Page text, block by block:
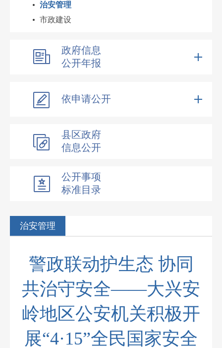
治安管理
市政建设
政府信息
公开年报
依申请公开
县区政府
信息公开
公开事项
标准目录
治安管理
警政联动护生态 协同
共治守安全——大兴安
岭地区公安机关积极开
展“4·15”全民国家安全